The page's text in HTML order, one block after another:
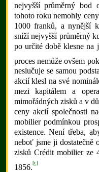
nejvyšší průměrný bod
tohoto roku nemohly
1000 franků, a nynější
sníží nejvyšší průměrný
po určité době klesne na
proces nemůže ovšem
neslučuje se samou
akcií klesl na své
mezi kapitálem a
mimořádných zisků a v
ceny akcií společnosti
mobilier podmínkou
existence. Není třeba,
neboť jsme ji dostatečně
zisků Crédit mobilier ze
1856.
[c]